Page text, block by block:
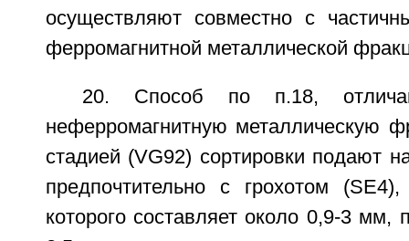
осуществляют совместно с
ферромагнитной металлической
20. Способ по п.18,
неферромагнитную металлическую
стадией (VG92) сортировки подают
предпочтительно с грохотом
которого составляет около 0,9-3 мм,